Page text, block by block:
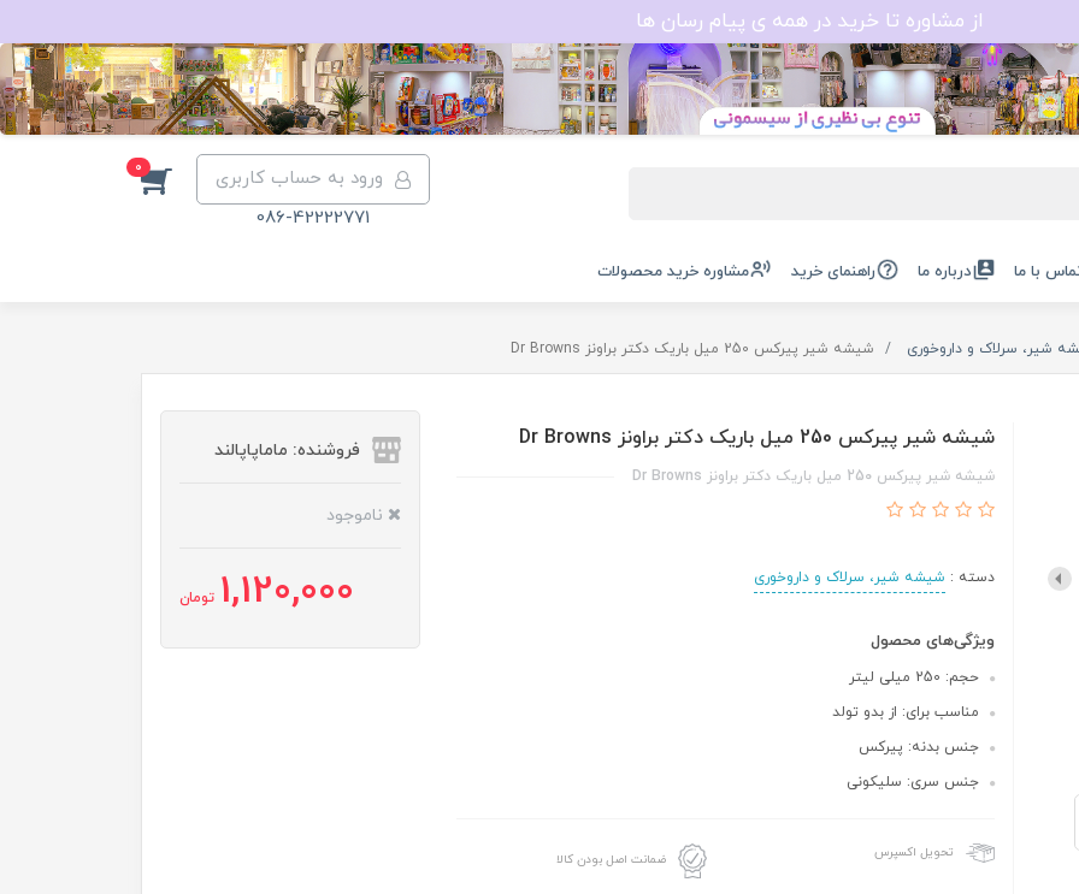
از مشاوره تا خرید در همه ی پیام رسان ها
ورود به حساب کاربری
086-42222771
0
با ما درباره ما راهنمای خرید مشاوره خرید محصولات
شیر، سرلاک و داروخوری شیشه شیر پیرکس 250 میل باریک دکتر براونز Dr Browns
شیشه شیر پیرکس 250 میل باریک دکتر براونز Dr Browns
شیشه شیر پیرکس 250 میل باریک دکتر براونز Dr Browns
دسته : شیشه شیر، سرلاک و داروخوری
ویژگی‌های محصول
حجم: 250 میلی لیتر
مناسب برای: از بدو تولد
جنس بدنه: پیرکس
جنس سری: سلیکونی
تحویل اکسپرس ضمانت اصل بودن کالا
فروشنده: ماماپاپالند
ناموجود
1,120,000 تومان